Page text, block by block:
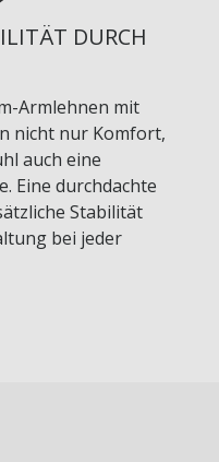
DURCH
Armlehnen mit
nicht nur Komfort,
auch eine
Eine durchdachte
Stabilität
bei jeder